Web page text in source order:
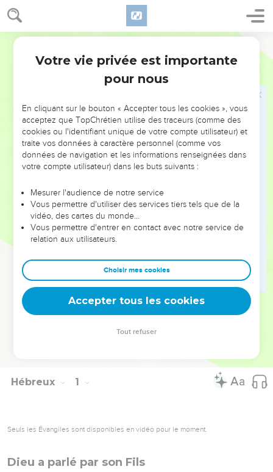
Hébreux Introduction
8.13) laissent à penser que ses destinataires étaient tentés
de retourner au judaïsme. L’auteur leur montre la supériorité
du sacrifice du Christ, accompli une fois pour toutes, sur
ceux de l’ancien *Israël (9.1 à 10.18).
Pour les encourager, il leur donne en exemple les hommes
invite à garder « les yeux fixés sur Jésus » (12.2), modèle de
persévérance dans l’adversité.
Cette lettre est fondamentale pour la compréhension du
sens des sacrifices de l’ancienne alliance, qui pointaient
Elle contient aussi des encouragements précieux qui
gardent toute leur force pour les hommes de notre temps : «
Nous n’avons pas un grand-prêtre qui serait incapable de se
en tous points comme nous le sommes, mais sans
commettre de péché. Approchons-nous donc du trône du
Dieu de grâce avec une pleine assurance... » (4.15 et 16).
permission. All rights reserved worldwide.
Hébreux 1
Seuls les Évangiles sont disponibles en vidéo pour le moment.
Dieu a parlé par son Fils
Votre vie privée est importante
pour nous
En cliquant sur le bouton « Accepter tous les cookies », vous
acceptez que TopChrétien utilise des traceurs (comme des
cookies ou l'identifiant unique de votre compte utilisateur) et
traite vos données à caractère personnel (comme vos
données de navigation et les informations renseignées dans
votre compte utilisateur) dans les buts suivants :
Mesurer l'audience de notre service
Vous permettre d'utiliser des services tiers tels que de la
vidéo, des cartes du monde…
Vous permettre d'entrer en contact avec notre service de
relation aux utilisateurs.
Choisir mes cookies
Accepter tous les cookies
Tout refuser